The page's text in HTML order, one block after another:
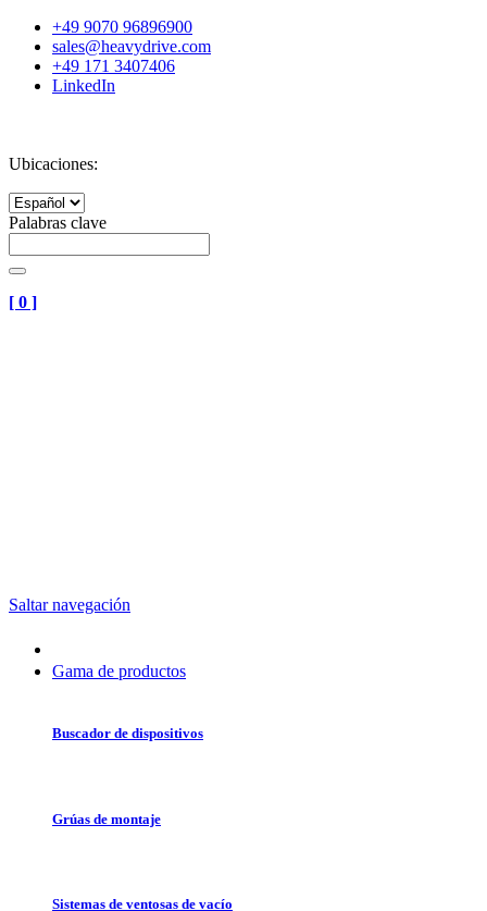
+49 9070 96896900
sales@heavydrive.com
+49 171 3407406
LinkedIn
Ubicaciones:
Palabras clave
[ 0 ]
Saltar navegación
Gama de productos
Buscador de dispositivos
Grúas de montaje
Sistemas de ventosas de vacío